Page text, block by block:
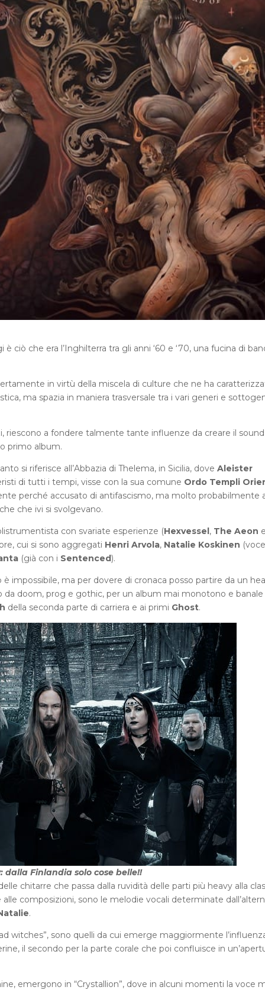
ciò che era l’Inghilterra tra gli anni ‘60 e ‘70, una fucina di
in virtù della miscela di culture che ne ha
ma spazia in maniera trasversale tra i vari generi e
riescono a fondere talmente tante influenze da creare il sound
primo album.
si riferisce all’Abbazia di Thelema, in Sicilia, dove Aleister
di tutti i tempi, visse con la sua comune Ordo Templi
perché accusato di antifascismo, ma molto probabilmente
che ivi si svolgevano.
con svariate esperienze (Hexvessel, The Aeon
cui si sono aggregati Henri Arvola, Natalie Koskinen
(già con i Sentenced).
impossibile, ma per dovere di cronaca posso partire da un
doom, prog e gothic, per un album mai monotono e banale
della seconda parte di carriera e ai primi Ghost.
dalla Finlandia solo cose belle!!
chitarre che passa dalla ruvidità delle parti più heavy alla
composizioni, sono le melodie vocali determinate
.
witches”, sono quelli da cui emerge maggiormente
il secondo per la parte corale che poi confluisce in
emergono in “Crystallion”, dove in alcuni momenti la voce